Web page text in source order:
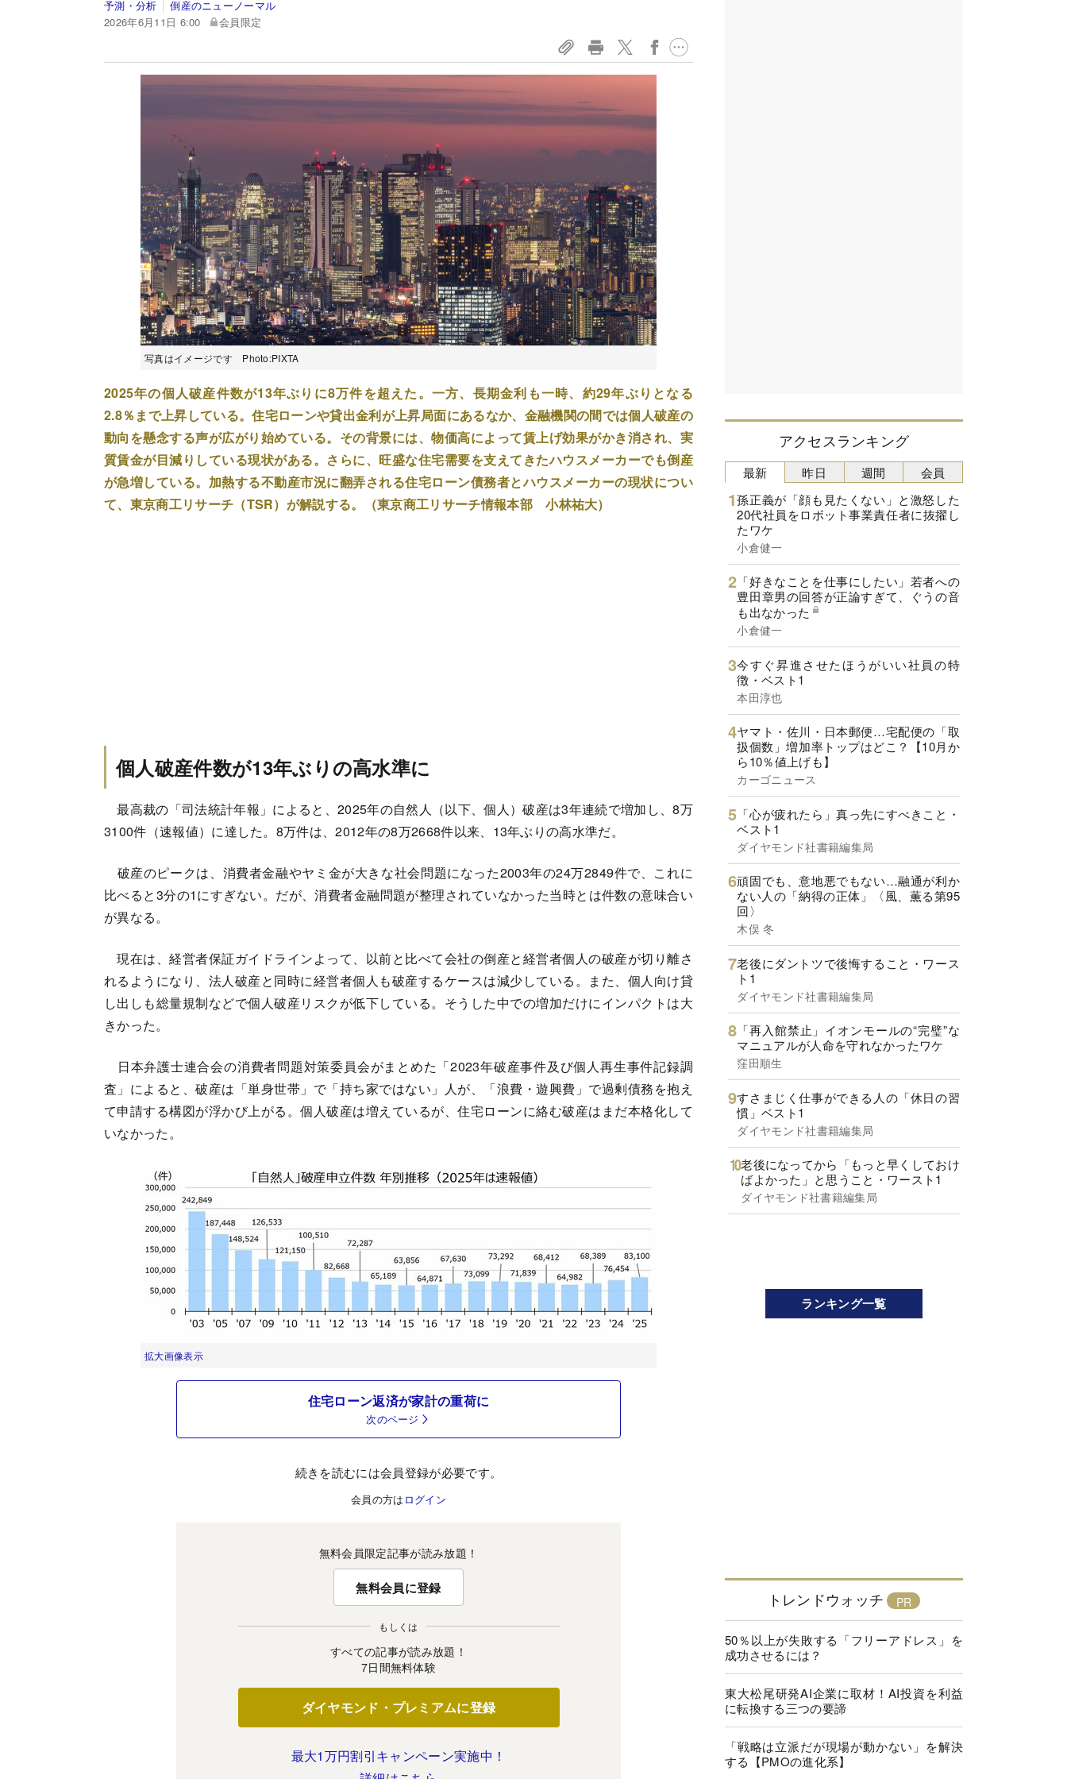
予測・分析
倒産のニューノーマル
2026年6月11日 6:00
会員限定
写真はイメージです Photo:PIXTA
2025年の個人破産件数が13年ぶりに8万件を超えた。一方、長期金利も一時、約29年ぶりとなる
2.8％まで上昇している。住宅ローンや貸出金利が上昇局面にあるなか、金融機関の間では個人破産の
動向を懸念する声が広がり始めている。その背景には、物価高によって賃上げ効果がかき消され、実
質賃金が目減りしている現状がある。さらに、旺盛な住宅需要を支えてきたハウスメーカーでも倒産
が急増している。加熱する不動産市況に翻弄される住宅ローン債務者とハウスメーカーの現状につい
て、東京商工リサーチ（TSR）が解説する。（東京商工リサーチ情報本部 小林祐大）
個人破産件数が13年ぶりの高水準に
最高裁の「司法統計年報」によると、2025年の自然人（以下、個人）破産は3年連続で増加し、8万
3100件（速報値）に達した。8万件は、2012年の8万2668件以来、13年ぶりの高水準だ。
破産のピークは、消費者金融やヤミ金が大きな社会問題になった2003年の24万2849件で、これに
比べると3分の1にすぎない。だが、消費者金融問題が整理されていなかった当時とは件数の意味合い
が異なる。
現在は、経営者保証ガイドラインよって、以前と比べて会社の倒産と経営者個人の破産が切り離さ
れるようになり、法人破産と同時に経営者個人も破産するケースは減少している。また、個人向け貸
し出しも総量規制などで個人破産リスクが低下している。そうした中での増加だけにインパクトは大
きかった。
日本弁護士連合会の消費者問題対策委員会がまとめた「2023年破産事件及び個人再生事件記録調
査」によると、破産は「単身世帯」で「持ち家ではない」人が、「浪費・遊興費」で過剰債務を抱え
て申請する構図が浮かび上がる。個人破産は増えているが、住宅ローンに絡む破産はまだ本格化して
いなかった。
拡大画像表示
住宅ローン返済が家計の重荷に
次のページ
続きを読むには会員登録が必要です。
会員の方は ログイン
無料会員限定記事が読み放題！
無料会員に登録
もしくは
すべての記事が読み放題！
7日間無料体験
ダイヤモンド・プレミアムに登録
最大1万円割引キャンペーン実施中！
アクセスランキング
最新
孫正義が「顔も見たくない」と激怒した
20代社員をロボット事業責任者に抜擢し
たワケ
小倉健一
「好きなことを仕事にしたい」若者への
豊田章男の回答が正論すぎて、ぐうの音
も出なかった
小倉健一
今すぐ昇進させたほうがいい社員の特
徴・ベスト1
本田淳也
ヤマト・佐川・日本郵便…宅配便の「取
扱個数」増加率トップはどこ？【10月か
ら10％値上げも】
カーゴニュース
「心が疲れたら」真っ先にすべきこと・
ベスト1
ダイヤモンド社書籍編集局
頑固でも、意地悪でもない…融通が利か
ない人の「納得の正体」〈風、薫る第95
回〉
木俣 冬
老後にダントツで後悔すること・ワース
ト1
ダイヤモンド社書籍編集局
「再入館禁止」イオンモールの“完璧”な
マニュアルが人命を守れなかったワケ
窪田順生
すさまじく仕事ができる人の「休日の習
慣」ベスト1
ダイヤモンド社書籍編集局
老後になってから「もっと早くしておけ
ばよかった」と思うこと・ワースト1
ダイヤモンド社書籍編集局
昨日 週間 会員
ランキング一覧
トレンドウォッチ
50％以上が失敗する「フリーアドレス」を
成功させるには？
東大松尾研発AI企業に取材！AI投資を利益
に転換する三つの要諦
「戦略は立派だが現場が動かない」を解決
する【PMOの進化系】